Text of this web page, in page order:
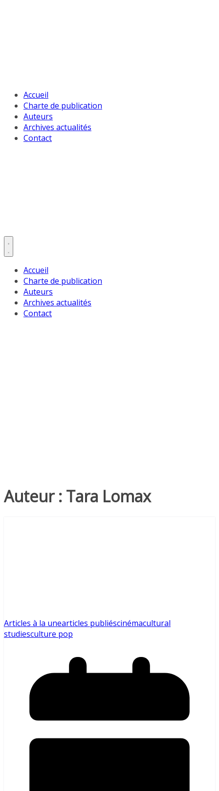
Accueil
Charte de publication
Auteurs
Archives actualités
Contact
Accueil
Charte de publication
Auteurs
Archives actualités
Contact
Auteur : Tara Lomax
Articles à la unearticles publiéscinémacultural
studiesculture pop